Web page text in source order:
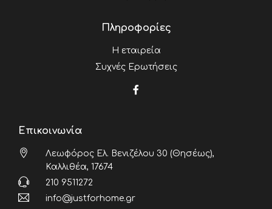
Πληροφορίες
Η εταιρεία
Συχνές Ερωτήσεις
Επικοινωνία
Λεωφόρος Ελ. Βενιζέλου 30 (Θησέως),
Καλλιθέα, 17674
210 9511272
info@justforhome.gr